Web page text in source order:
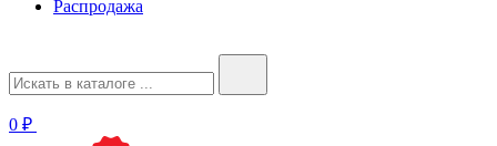
Распродажа
0 ₽